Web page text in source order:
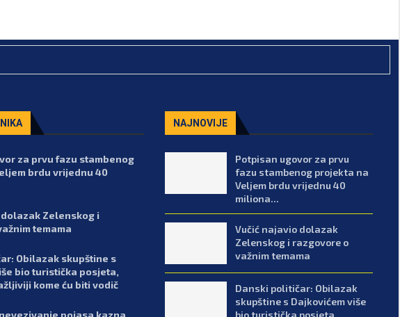
za prvu fazu stambenog
brdu vrijednu 40
Zelenskog i
temama
Obilazak skupštine s
bio turistička posjeta,
kome ću biti vodič
pojasa kazna
NAJNOVIJE
Potpisan ugovor za prvu
fazu stambenog projekta na
Veljem brdu vrijednu 40
miliona...
Vučić najavio dolazak
Zelenskog i razgovore o
važnim temama
Danski političar: Obilazak
skupštine s Dajkovićem više
bio turistička posjeta,